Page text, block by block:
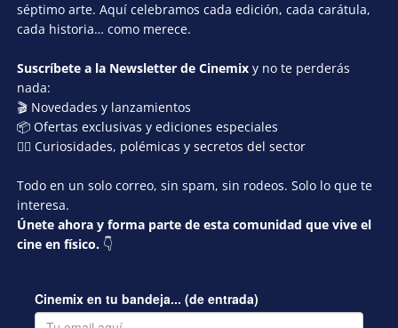
séptimo arte. Aquí celebramos cada edición, cada carátula,
cada historia… como merece.
Suscríbete a la Newsletter de Cinemix y no te perderás
nada:
🎬 Novedades y lanzamientos
📦 Ofertas exclusivas y ediciones especiales
🕵️‍♂️ Curiosidades, polémicas y secretos del sector
Todo en un solo correo, sin spam, sin rodeos. Solo lo que te
interesa.
Únete ahora y forma parte de esta comunidad que vive el
cine en físico. 👇